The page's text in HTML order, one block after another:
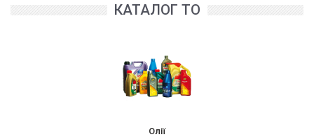
КАТАЛОГ ТО
Олії